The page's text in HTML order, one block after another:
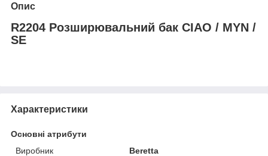
Опис
R2204 Розширювальний бак CIAO / MYN /
SE
Характеристики
Основні атрибути
Виробник
Beretta